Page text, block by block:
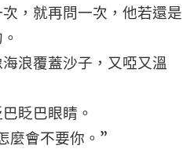
，就再問一次，他若還是
浪覆蓋沙子，又啞又溫
眨巴眼睛。
麼會不要你。”